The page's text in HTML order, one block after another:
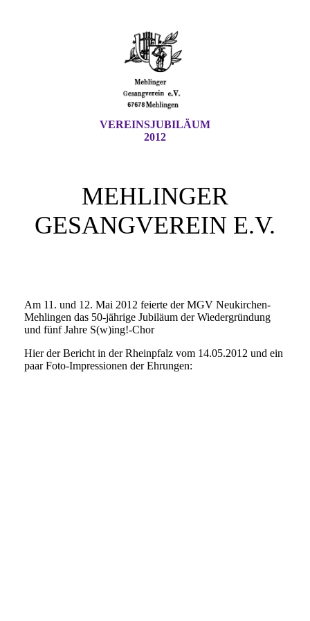
VEREINSJUBILÄUM
2012
MEHLINGER
GESANGVEREIN E.V.
Am 11. und 12. Mai 2012 feierte der MGV Neukirchen-
Mehlingen das 50-jährige Jubiläum der Wiedergründung
und fünf Jahre S(w)ing!-Chor
Hier der Bericht in der Rheinpfalz vom 14.05.2012 und ein
paar Foto-Impressionen der Ehrungen: